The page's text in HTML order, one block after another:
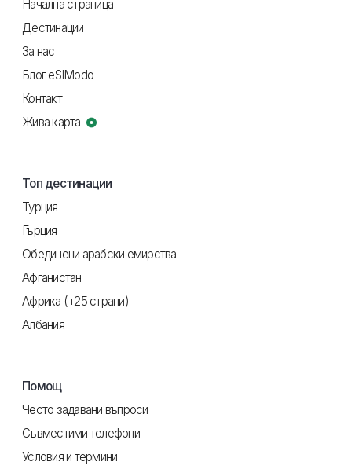
Начална страница
Дестинации
За нас
Блог eSIModo
Контакт
Жива карта
Топ дестинации
Турция
Гърция
Обединени арабски емирства
Афганистан
Африка (+25 страни)
Албания
Помощ
Често задавани въпроси
Съвместими телефони
Условия и термини